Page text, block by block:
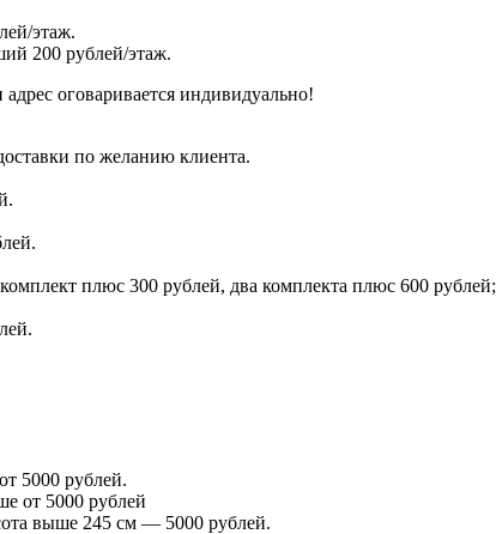
этаж.
200 рублей/этаж.
оговаривается индивидуально!
по желанию клиента.
плюс 300 рублей, два комплекта плюс 600 рублей;
5000 рублей.
от 5000 рублей
выше 245 см — 5000 рублей.